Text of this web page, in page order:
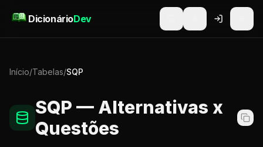
DicionárioDev
Início/Tabelas/SQP
SQP — Alternativas x
Questões